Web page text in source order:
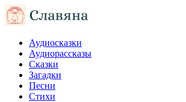
Аудиосказки
Аудиорассказы
Сказки
Загадки
Песни
Стихи